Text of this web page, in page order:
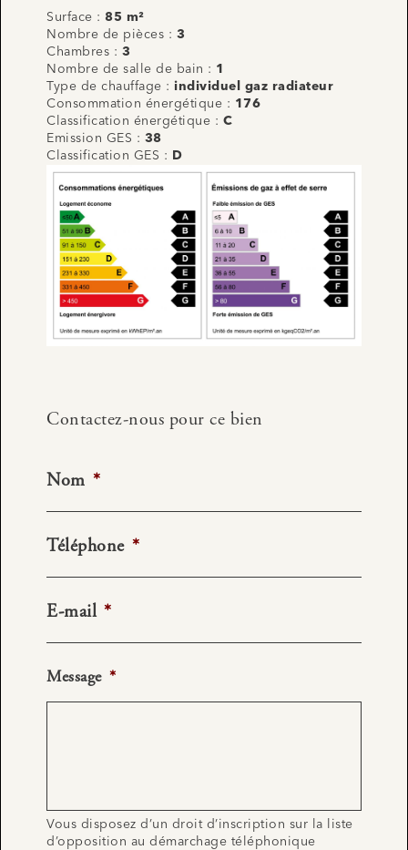
Surface : 85 m²
Nombre de pièces : 3
Chambres : 3
Nombre de salle de bain : 1
Type de chauffage : individuel gaz radiateur
Consommation énergétique : 176
Classification énergétique : C
Emission GES : 38
Classification GES :
D
Contactez-nous pour ce bien
Nom *
Téléphone *
E-mail *
Message *
Vous disposez d’un droit d’inscription sur la liste
d’opposition au démarchage téléphonique